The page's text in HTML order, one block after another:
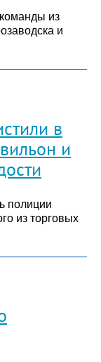
из
и
в
и
полиции
из торговых